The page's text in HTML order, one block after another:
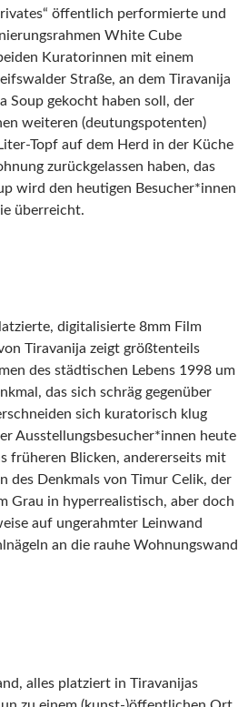
öffentlich performierte und
White Cube
Kuratorinnen mit einem
Straße, an dem Tiravanija
Soup gekocht haben soll, der
weiteren (deutungspotenten)
Topf auf dem Herd in der Küche
zurückgelassen haben, das
wird den heutigen Besucher*innen
überreicht.
digitalisierte 8mm Film
Tiravanija zeigt größtenteils
des städtischen Lebens 1998 um
das sich schräg gegenüber
sich kuratorisch klug
Ausstellungsbesucher*innen heute
früheren Blicken, andererseits mit
des Denkmals von Timur Celik, der
Grau in hyperrealistisch, aber doch
auf ungerahmter Leinwand
an die rauhe Wohnungswand
alles platziert in Tiravanijas